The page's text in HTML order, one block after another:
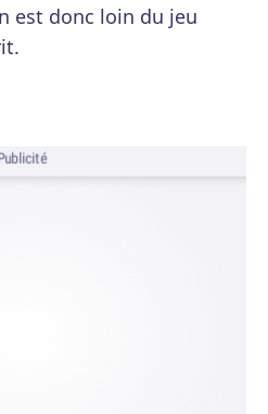
est donc loin du jeu